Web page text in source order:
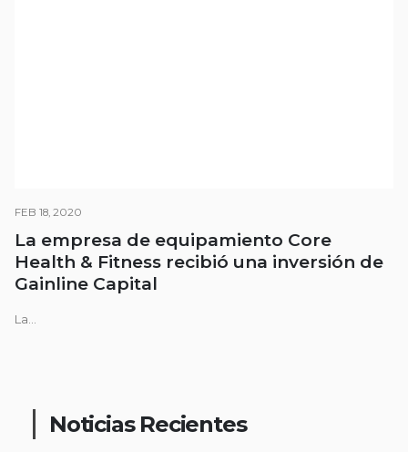
FEB 18, 2020
La empresa de equipamiento Core
Health & Fitness recibió una inversión de
Gainline Capital
La...
Noticias Recientes